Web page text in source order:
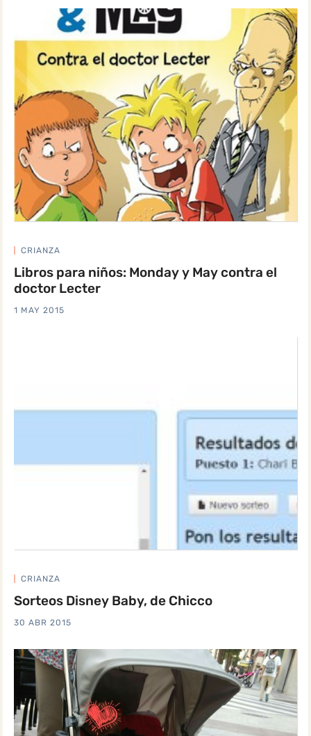
CRIANZA
Libros para niños: Monday y May contra el
doctor Lecter
1 MAY 2015
CRIANZA
Sorteos Disney Baby, de Chicco
30 ABR 2015